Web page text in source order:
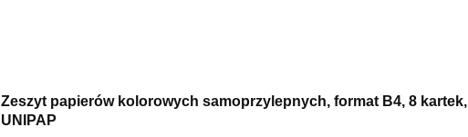
Zeszyt papierów kolorowych samoprzylepnych, format B4, 8 kartek,
UNIPAP